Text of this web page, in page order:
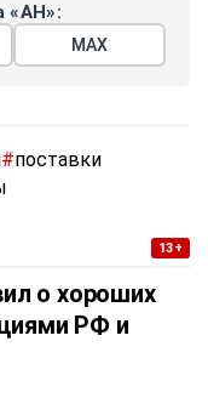
«АН»:
МАХ
#поставки
13+
о хороших
РФ и